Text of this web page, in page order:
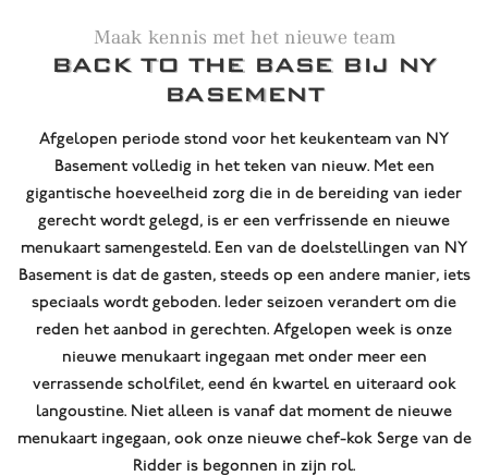
Maak kennis met het nieuwe team
BACK TO THE BASE BIJ NY
BASEMENT
Afgelopen periode stond voor het keukenteam van NY
Basement volledig in het teken van nieuw. Met een
gigantische hoeveelheid zorg die in de bereiding van ieder
gerecht wordt gelegd, is er een verfrissende en nieuwe
menukaart samengesteld. Een van de doelstellingen van NY
Basement is dat de gasten, steeds op een andere manier, iets
speciaals wordt geboden. Ieder seizoen verandert om die
reden het aanbod in gerechten. Afgelopen week is onze
nieuwe menukaart ingegaan met onder meer een
verrassende scholfilet, eend én kwartel en uiteraard ook
langoustine. Niet alleen is vanaf dat moment de nieuwe
menukaart ingegaan, ook onze nieuwe chef-kok Serge van de
Ridder is begonnen in zijn rol.